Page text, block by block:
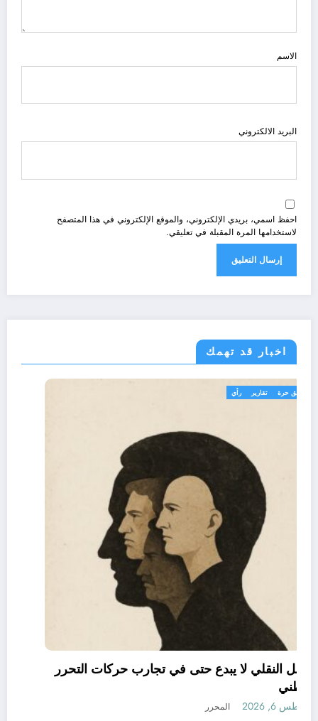
الاسم
البريد الالكتروني
احفظ اسمي، بريدي الإلكتروني، والموقع الإلكتروني في هذا المتصفح
لاستخدامها المرة المقبلة في تعليقي.
اخبار قد تهمك
تعاليق حرة تقارير
العقل النقلي لا يبدع حتى في تجارب حركات التحرر
الوطني
أغسطس 6, 2026